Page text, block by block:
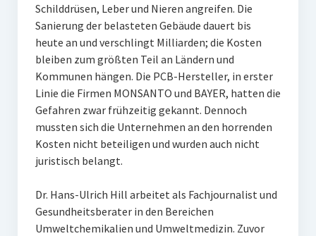
Schilddrüsen, Leber und Nieren angreifen. Die
Sanierung der belasteten Gebäude dauert bis
heute an und verschlingt Milliarden; die Kosten
bleiben zum größten Teil an Ländern und
Kommunen hängen. Die PCB-Hersteller, in erster
Linie die Firmen MONSANTO und BAYER, hatten die
Gefahren zwar frühzeitig gekannt. Dennoch
mussten sich die Unternehmen an den horrenden
Kosten nicht beteiligen und wurden auch nicht
juristisch belangt.
Dr. Hans-Ulrich Hill arbeitet als Fachjournalist und
Gesundheitsberater in den Bereichen
Umweltchemikalien und Umweltmedizin. Zuvor